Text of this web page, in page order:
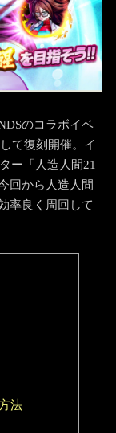
のコラボイベ
て復刻開催。イ
ー「人造人間21
回から人造人間
率良く周回して
法